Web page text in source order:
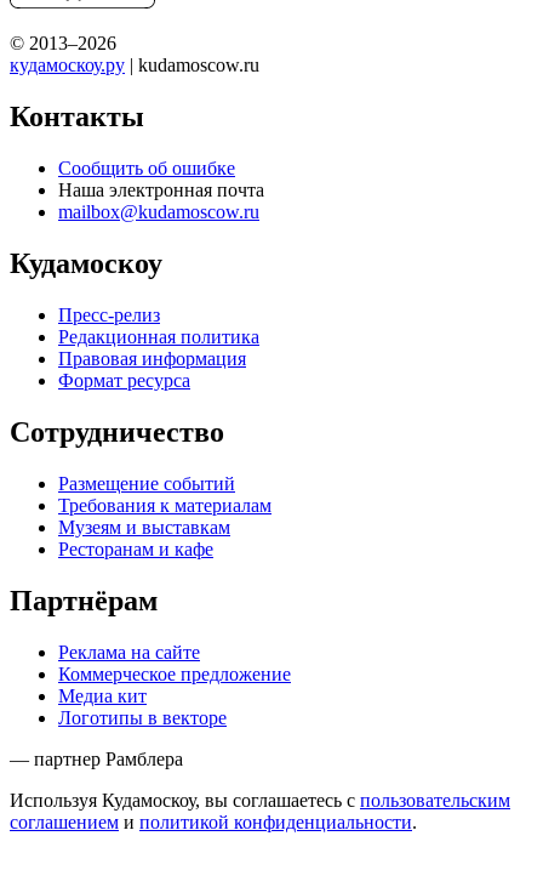
© 2013–2026
кудамоскоу.ру | kudamoscow.ru
Контакты
Сообщить об ошибке
Наша электронная почта
mailbox@kudamoscow.ru
Кудамоскоу
Пресс-релиз
Редакционная политика
Правовая информация
Формат ресурса
Сотрудничество
Размещение событий
Требования к материалам
Музеям и выставкам
Ресторанам и кафе
Партнёрам
Реклама на сайте
Коммерческое предложение
Медиа кит
Логотипы в векторе
— партнер Рамблера
Используя Кудамоскоу, вы соглашаетесь с пользовательским
соглашением и политикой конфиденциальности.